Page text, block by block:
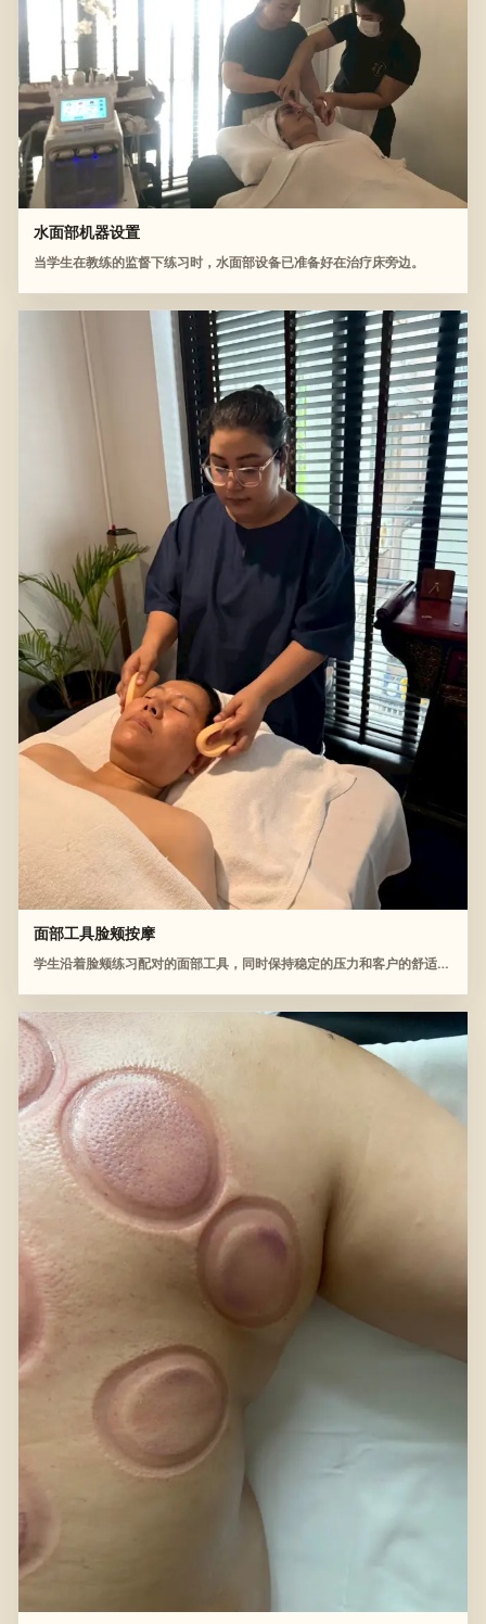
水面部机器设置
当学生在教练的监督下练习时，水面部设备已准备好在治疗床旁边。
面部工具脸颊按摩
学生沿着脸颊练习配对的面部工具，同时保持稳定的压力和客户的舒适度。